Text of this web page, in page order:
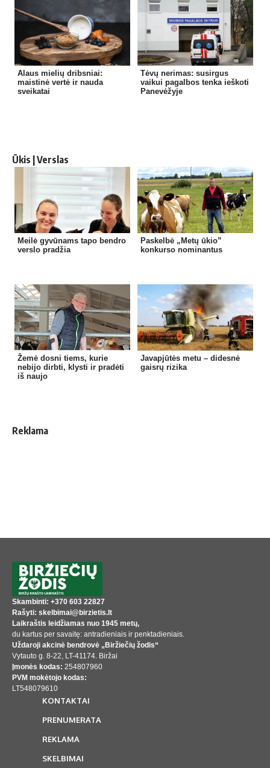
Alaus mielių dribsniai:
maistinė vertė ir nauda
sveikatai
Tėvų nerimas: susirgus
vaikui pagalbos tenka ieškoti
Panevėžyje
Ūkis | Verslas
Meilė gyvūnams tapo bendro
verslo pradžia
Paskelbė „Metų ūkio”
konkurso nominantus
Žemė dosni tiems, kurie
nebijo dirbti, klysti ir pradėti
iš naujo
Javapjūtės metu – didesnė
gaisrų rizika
Reklama
Skambinti: +370 603 22827
Rašyti: skelbimai@birzietis.lt
Laikraštis leidžiamas nuo 1945 metų,
du kartus per savaitę: antradieniais ir penktadieniais.
Uždaroji akcinė bendrovė „Biržiečių žodis“
Vytauto g. 8-22, LT-41174. Biržai
Įmonės kodas: 254807960
PVM mokėtojo kodas:
LT548079610
KONTAKTAI
PRENUMERATA
REKLAMA
SKELBIMAI